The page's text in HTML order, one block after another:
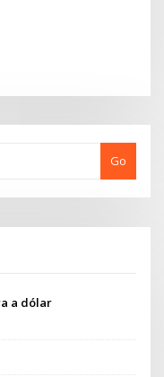
Go
a dólar